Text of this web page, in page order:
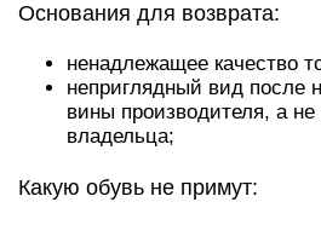
Основания для возврата:
ненадлежащее качество
неприглядный вид после
вины производителя, а
владельца;
Какую обувь не примут: